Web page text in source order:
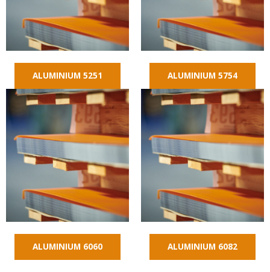
ALUMINIUM 5251 ALUMINIUM 5754
ALUMINIUM 6060 ALUMINIUM 6082